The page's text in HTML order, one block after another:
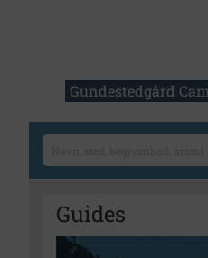
Gundestedgård
Guides